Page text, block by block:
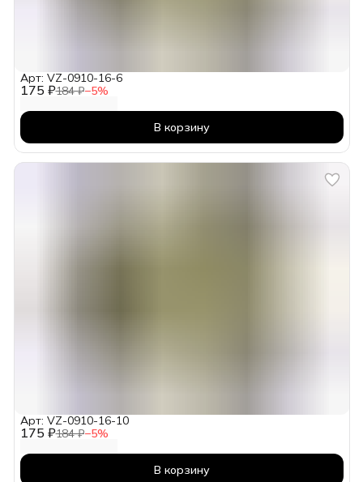
175 ₽184 ₽−5%
Арт: VZ-0910-16-6
В корзину
175 ₽184 ₽−5%
Арт: VZ-0910-16-10
В корзину